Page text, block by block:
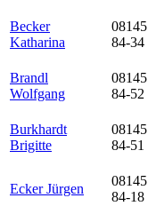
Becker
Katharina
08145
84-34
Brandl
Wolfgang
08145
84-52
Burkhardt
Brigitte
08145
84-51
Ecker Jürgen
08145
84-18